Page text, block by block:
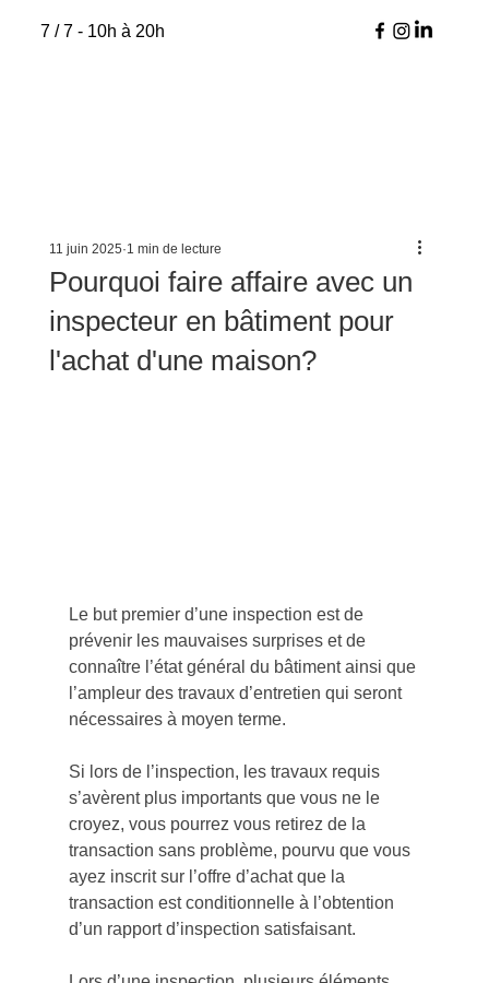
7 / 7 - 10h à 20h
Pourquoi faire affaire avec un
inspecteur en bâtiment pour
l'achat d'une maison?
11 juin 2025 1 min de lecture
Le but premier d’une inspection est de
prévenir les mauvaises surprises et de
connaître l’état général du bâtiment ainsi que
l’ampleur des travaux d’entretien qui seront
nécessaires à moyen terme.
Si lors de l’inspection, les travaux requis
s’avèrent plus importants que vous ne le
croyez, vous pourrez vous retirez de la
transaction sans problème, pourvu que vous
ayez inscrit sur l’offre d’achat que la
transaction est conditionnelle à l’obtention
d’un rapport d’inspection satisfaisant.